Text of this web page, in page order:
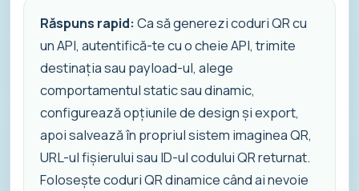
Răspuns rapid: Ca să generezi coduri QR cu
un API, autentifică-te cu o cheie API, trimite
destinația sau payload-ul, alege
comportamentul static sau dinamic,
configurează opțiunile de design și export,
apoi salvează în propriul sistem imaginea QR,
URL-ul fișierului sau ID-ul codului QR returnat.
Folosește coduri QR dinamice când ai nevoie